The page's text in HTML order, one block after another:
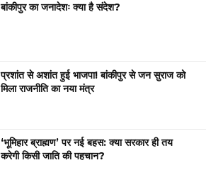
बांकीपुर का जनादेशः क्या है संदेश?
प्रशांत से अशांत हुई भाजपा! बांकीपुर से जन सुराज को
मिला राजनीति का नया मंत्र
‘भूमिहार ब्राह्मण’ पर नई बहस: क्या सरकार ही तय
करेगी किसी जाति की पहचान?